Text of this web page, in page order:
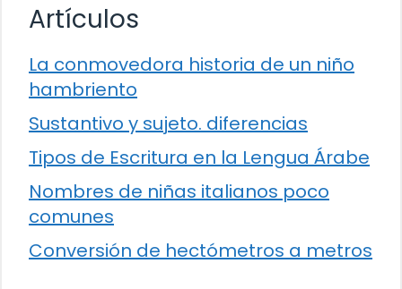
Artículos
La conmovedora historia de un niño
hambriento
Sustantivo y sujeto. diferencias
Tipos de Escritura en la Lengua Árabe
Nombres de niñas italianos poco
comunes
Conversión de hectómetros a metros